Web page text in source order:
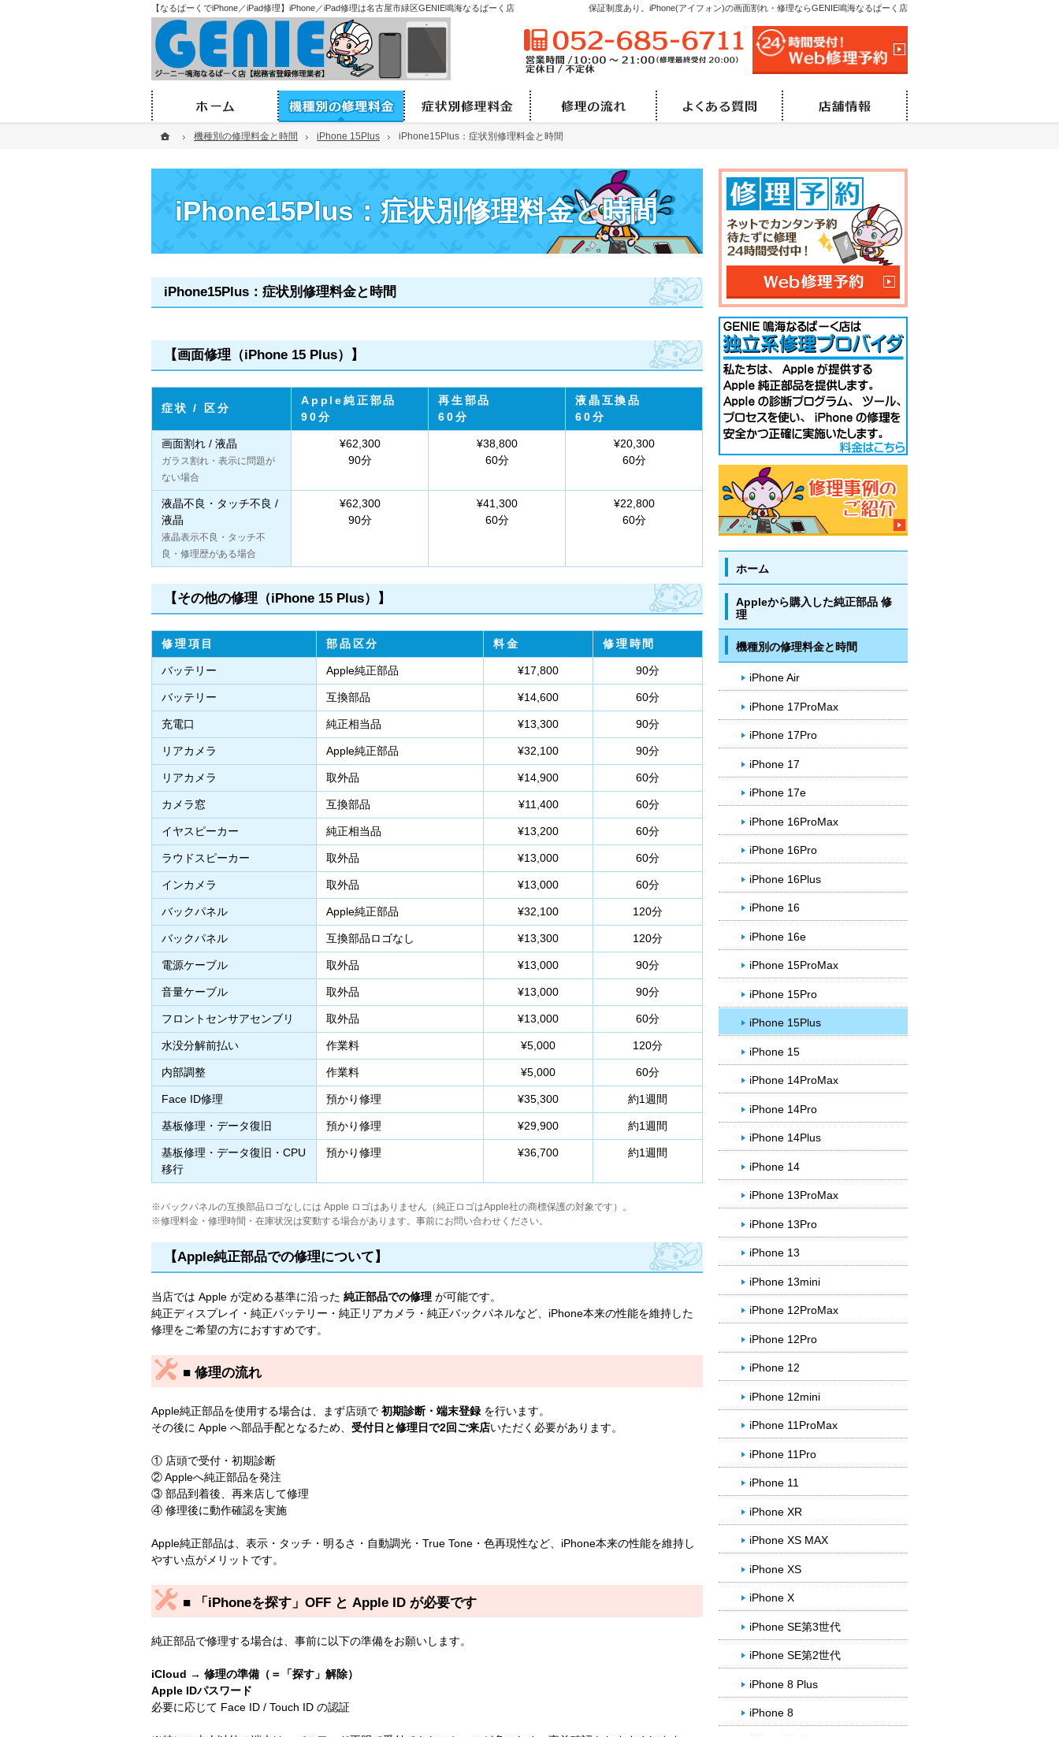
ホーム機種別の修理料金と時間 iPhone 15Plus iPhone15Plus：症状別修理料金と時間
iPhone15Plus：症状別修理料金と時間
保証制度あり。iPhone(アイフォン)の画面割れ・修理ならGENIE鳴海なるぱーく店
【なるぱーくでiPhone／iPad修理】iPhone／iPad修理は名古屋市緑区GENIE鳴海なるぱーく店
iPhone15Plus：症状別修理料金と時間
【画面修理（iPhone 15 Plus）】
症状 / 区分
Apple純正部品
90分
再生部品
60分
液晶互換品
60分
画面割れ / 液晶
ガラス割れ・表示に問題が
ない場合
¥62,300
90分
¥38,800
60分
¥20,300
60分
液晶不良・タッチ不良 /
液晶
液晶表示不良・タッチ不
良・修理歴がある場合
¥62,300
90分
¥41,300
60分
¥22,800
60分
【その他の修理（iPhone 15 Plus）】
修理項目 部品区分 料金 修理時間
バッテリー Apple純正部品 ¥17,800 90分
バッテリー 互換部品 ¥14,600 60分
充電口 純正相当品 ¥13,300 90分
リアカメラ Apple純正部品 ¥32,100 90分
リアカメラ 取外品 ¥14,900 60分
カメラ窓 互換部品 ¥11,400 60分
イヤスピーカー 純正相当品 ¥13,200 60分
ラウドスピーカー 取外品 ¥13,000 60分
インカメラ 取外品 ¥13,000 60分
バックパネル Apple純正部品 ¥32,100 120分
バックパネル 互換部品ロゴなし ¥13,300 120分
電源ケーブル 取外品 ¥13,000 90分
音量ケーブル 取外品 ¥13,000 90分
フロントセンサアセンブリ 取外品 ¥13,000 60分
水没分解前払い 作業料 ¥5,000 120分
内部調整 作業料 ¥5,000 60分
Face ID修理 預かり修理 ¥35,300 約1週間
基板修理・データ復旧 預かり修理 ¥29,900 約1週間
基板修理・データ復旧・CPU
移行
預かり修理 ¥36,700 約1週間
※バックパネルの互換部品ロゴなしには Apple ロゴはありません（純正ロゴはApple社の商標保護の対象です）。
※修理料金・修理時間・在庫状況は変動する場合があります。事前にお問い合わせください。
【Apple純正部品での修理について】
当店では Apple が定める基準に沿った 純正部品での修理 が可能です。
純正ディスプレイ・純正バッテリー・純正リアカメラ・純正バックパネルなど、iPhone本来の性能を維持した
修理をご希望の方におすすめです。
■ 修理の流れ
Apple純正部品を使用する場合は、まず店頭で 初期診断・端末登録 を行います。
その後に Apple へ部品手配となるため、 受付日と修理日で2回ご来店いただく必要があります。
① 店頭で受付・初期診断
② Appleへ純正部品を発注
③ 部品到着後、再来店して修理
④ 修理後に動作確認を実施
Apple純正部品は、表示・タッチ・明るさ・自動調光・True Tone・色再現性など、iPhone本来の性能を維持し
やすい点がメリットです。
■ 「iPhoneを探す」OFF と Apple ID が必要です
純正部品で修理する場合は、事前に以下の準備をお願いします。
iCloud → 修理の準備（＝「探す」解除）
Apple IDパスワード
必要に応じて Face ID / Touch ID の認証
ホーム
Appleから購入した純正部品 修
理
機種別の修理料金と時間
iPhone Air
iPhone 17ProMax
iPhone 17Pro
iPhone 17
iPhone 17e
iPhone 16ProMax
iPhone 16Pro
iPhone 16Plus
iPhone 16
iPhone 16e
iPhone 15ProMax
iPhone 15Pro
iPhone 15Plus
iPhone 15
iPhone 14ProMax
iPhone 14Pro
iPhone 14Plus
iPhone 14
iPhone 13ProMax
iPhone 13Pro
iPhone 13
iPhone 13mini
iPhone 12ProMax
iPhone 12Pro
iPhone 12
iPhone 12mini
iPhone 11ProMax
iPhone 11Pro
iPhone 11
iPhone XR
iPhone XS MAX
iPhone XS
iPhone X
iPhone SE第3世代
iPhone SE第2世代
iPhone 8 Plus
iPhone 8
営業時間/10:00～21:00（修理最終受付20:00）
機種別の修理料金と時間 症状別修理料金と時間
ホーム機種別の修理料金と時間 iPhone 15Plus iPhone15Plus：症状別修理料金と時間